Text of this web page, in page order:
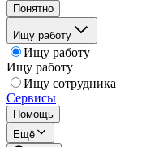
Понятно
Ищу работу
Ищу работу
Ищу работу
Ищу сотрудника
Сервисы
Помощь
Ещё